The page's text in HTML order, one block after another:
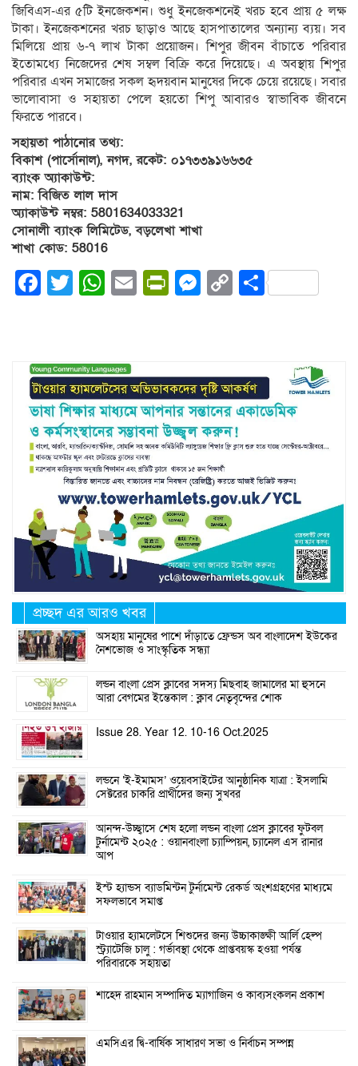
জিবিএস-এর ৫টি ইনজেকশন। শুধু ইনজেকশনেই খরচ হবে প্রায় ৫ লক্ষ
টাকা। ইনজেকশনের খরচ ছাড়াও আছে হাসপাতালের অন্যান্য ব্যয়। সব
মিলিয়ে প্রায় ৬-৭ লাখ টাকা প্রয়োজন। শিপুর জীবন বাঁচাতে পরিবার
ইতোমধ্যে নিজেদের শেষ সম্বল বিক্রি করে দিয়েছে। এ অবস্থায় শিপুর
পরিবার এখন সমাজের সকল হৃদয়বান মানুষের দিকে চেয়ে রয়েছে। সবার
ভালোবাসা ও সহায়তা পেলে হয়তো শিপু আবারও স্বাভাবিক জীবনে
ফিরতে পারবে।
সহায়তা পাঠানোর তথ্য:
বিকাশ (পার্সোনাল), নগদ, রকেট: ০১৭৩৩৯১৬৬৩৫
ব্যাংক অ্যাকাউন্ট:
নাম: বিজিত লাল দাস
অ্যাকাউন্ট নম্বর: 5801634033321
সোনালী ব্যাংক লিমিটেড, বড়লেখা শাখা
শাখা কোড: 58016
Facebook
Twitter
WhatsApp
EmailPrintFriendly
Messenger
CopyShare
প্রচ্ছদ এর আরও খবর
অসহায় মানুষের পাশে দাঁড়াতে ফ্রেন্ডস অব বাংলাদেশ ইউকের
নৈশভোজ ও সাংস্কৃতিক সন্ধ্যা
লন্ডন বাংলা প্রেস ক্লাবের সদস্য মিছবাহ জামালের মা হুসনে
আরা বেগমের ইন্তেকাল : ক্লাব নেতৃবৃন্দের শোক
Issue 28. Year 12. 10-16 Oct.2025
লন্ডনে ‘ই-ইমামস’ ওয়েবসাইটের আনুষ্ঠানিক যাত্রা : ইসলামি
সেক্টরের চাকরি প্রার্থীদের জন্য সুখবর
আনন্দ-উচ্ছ্বাসে শেষ হলো লন্ডন বাংলা প্রেস ক্লাবের ফুটবল
টুর্নামেন্ট ২০২৫ : ওয়ানবাংলা চ্যাম্পিয়ন, চ্যানেল এস রানার
আপ
ইস্ট হ্যান্ডস ব্যাডমিন্টন টুর্নামেন্ট রেকর্ড অংশগ্রহণের মাধ্যমে
সফলভাবে সমাপ্ত
টাওয়ার হ্যামলেটসে শিশুদের জন্য উচ্চাকাঙ্ক্ষী আর্লি হেল্প
স্ট্র্যাটেজি চালু : গর্ভাবস্থা থেকে প্রাপ্তবয়স্ক হওয়া পর্যন্ত
পরিবারকে সহায়তা
শাহেদ রাহমান সম্পাদিত ম্যাগাজিন ও কাব্যসংকলন প্রকাশ
এমসিএর দ্বি-বার্ষিক সাধারণ সভা ও নির্বাচন সম্পন্ন